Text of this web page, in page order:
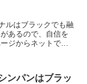
ルはブラックでも融
あるので、自信を
ジからネットで申
ンパンはブラッ